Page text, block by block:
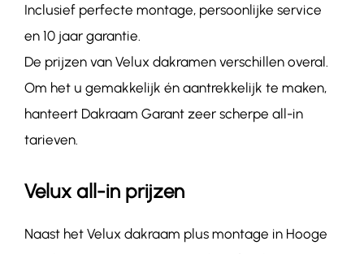
Inclusief perfecte montage, persoonlijke service
en 10 jaar garantie.
De prijzen van Velux dakramen verschillen overal.
Om het u gemakkelijk én aantrekkelijk te maken,
hanteert Dakraam Garant zeer scherpe all-in
tarieven.
Velux all-in prijzen
Naast het Velux dakraam plus montage in Hooge